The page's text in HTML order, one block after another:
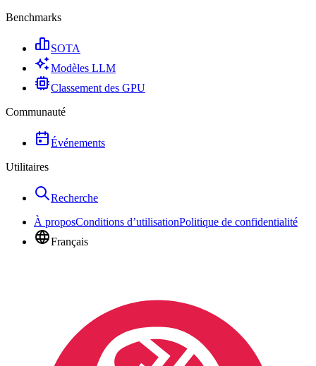
Benchmarks
SOTA
Modèles LLM
Classement des GPU
Communauté
Événements
Utilitaires
Recherche
À proposConditions d’utilisationPolitique de confidentialité
Français